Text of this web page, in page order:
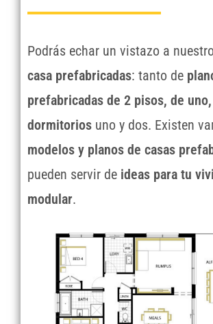
Podrás echar un vistazo a
casa prefabricadas: tanto de
prefabricadas de 2 pisos, de
dormitorios uno y dos. Existen
modelos y planos de casas
pueden servir de ideas para tu
modular.